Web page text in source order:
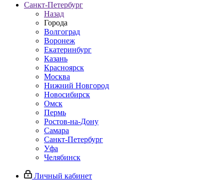
Санкт-Петербург
Назад
Города
Волгоград
Воронеж
Екатеринбург
Казань
Красноярск
Москва
Нижний Новгород
Новосибирск
Омск
Пермь
Ростов-на-Дону
Самара
Санкт-Петербург
Уфа
Челябинск
Личный кабинет